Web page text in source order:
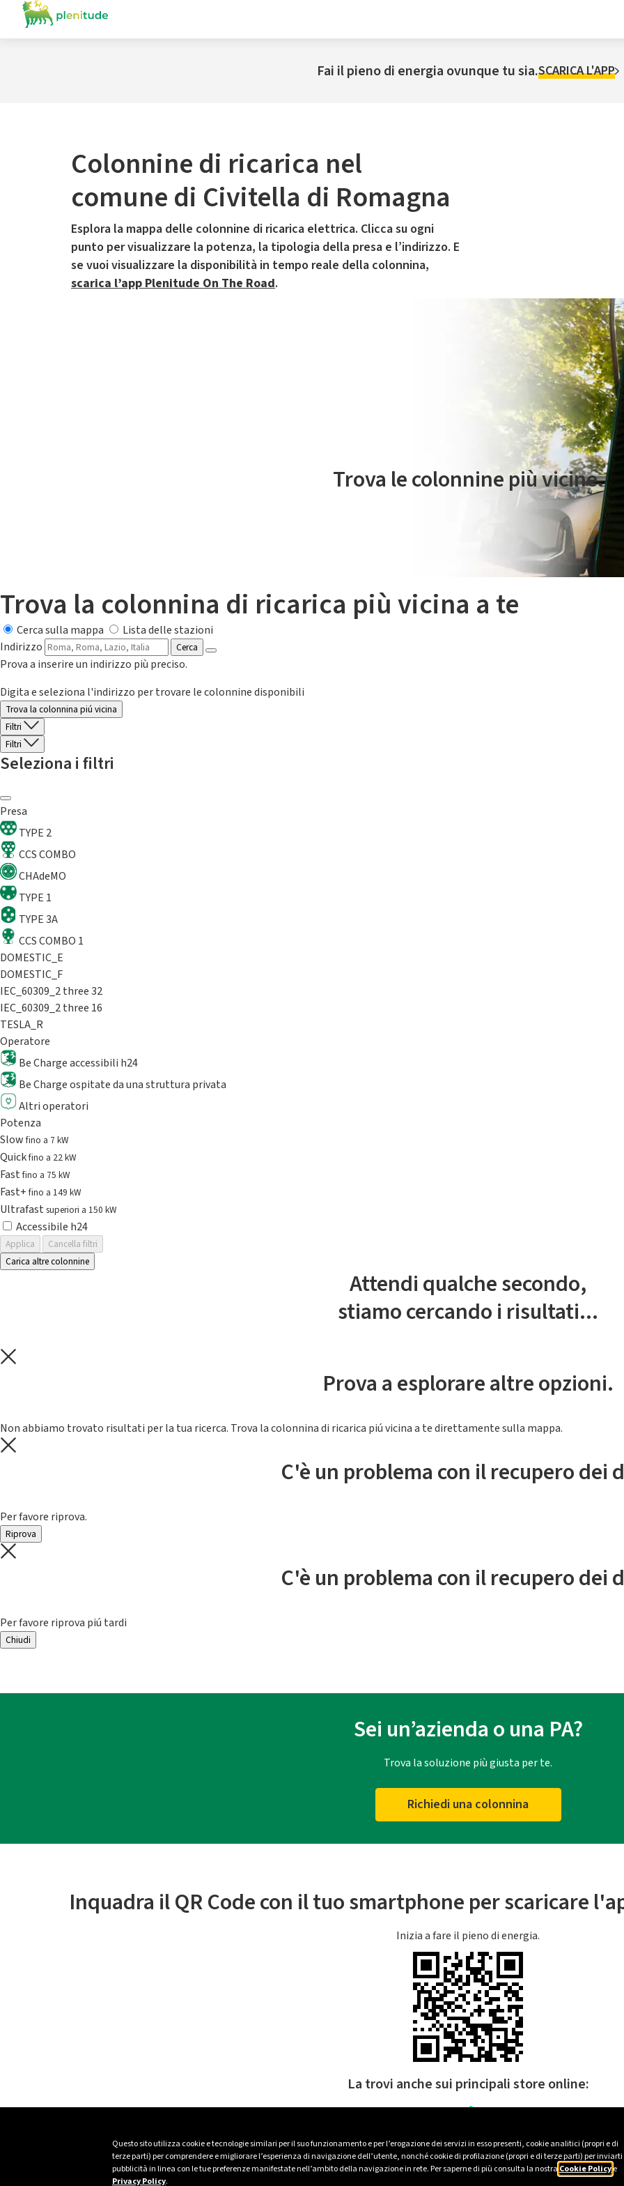
Questo sito utilizza cookie e tecnologie similari per il suo funzionamento e per l’erogazione dei servizi in esso presenti, cookie analitici (propri e di
terze parti) per comprendere e migliorare l’esperienza di navigazione dell’utente, nonché cookie di profilazione (propri e di terze parti) per inviarti
pubblicità in linea con le tue preferenze manifestate nell’ambito della navigazione in rete. Per saperne di più consulta la nostra Cookie Policye
Privacy Policy.
Fai il pieno di energia ovunque tu sia.SCARICA L'APP
Colonnine di ricarica nel
comune di Civitella di Romagna
Esplora la mappa delle colonnine di ricarica elettrica. Clicca su ogni
punto per visualizzare la potenza, la tipologia della presa e l’indirizzo. E
se vuoi visualizzare la disponibilità in tempo reale della colonnina,
scarica l’app Plenitude On The Road.
Il servizio di mobilità elettrica è gestito da Plenitude On The Road
Trova le colonnine più vicine.
Trova la colonnina di ricarica più vicina a te
Cerca sulla mappa
Lista delle stazioni
Indirizzo
Cerca
Prova a inserire un indirizzo più preciso.
Digita e seleziona l'indirizzo per trovare le colonnine disponibili
Trova la colonnina piú vicina
Filtri
Filtri
Seleziona i filtri
Presa
TYPE 2
CCS COMBO
CHAdeMO
TYPE 1
TYPE 3A
CCS COMBO 1
DOMESTIC_E
DOMESTIC_F
IEC_60309_2 three 32
IEC_60309_2 three 16
TESLA_R
Operatore
Be Charge accessibili h24
Be Charge ospitate da una struttura privata
Altri operatori
Potenza
Slowfino a 7 kW
Quickfino a 22 kW
Fastfino a 75 kW
Fast+fino a 149 kW
Ultrafast superiori a 150 kW
Accessibile h24
Applica
Cancella filtri
Carica altre colonnine
Attendi qualche secondo,
stiamo cercando i risultati...
Prova a esplorare altre opzioni.
Non abbiamo trovato risultati per la tua ricerca. Trova la colonnina di ricarica piú vicina a te direttamente sulla mappa.
C'è un problema con il recupero dei
Per favore riprova.
Riprova
C'è un problema con il recupero dei
Per favore riprova piú tardi
Chiudi
Sei un’azienda o una PA?
Trova la soluzione più giusta per te.
Richiedi una colonnina
Inquadra il QR Code con il tuo smartphone per scaricare
Inizia a fare il pieno di energia.
La trovi anche sui principali store online: